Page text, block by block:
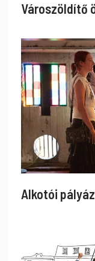
Városzöldítő
Alkotói